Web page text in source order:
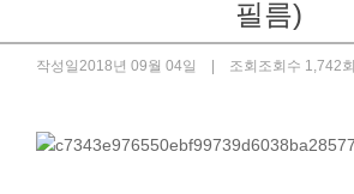
필름)
작성일 2018년 09월 04일 | 조회 조회수 1,742회